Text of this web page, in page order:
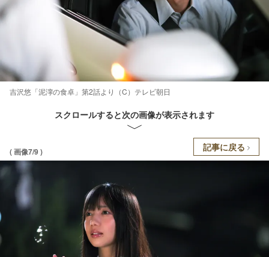
吉沢悠「泥濘の食卓」第2話より（C）テレビ朝日
スクロールすると次の画像が表示されます
( 画像7/9 ) 記事に戻る